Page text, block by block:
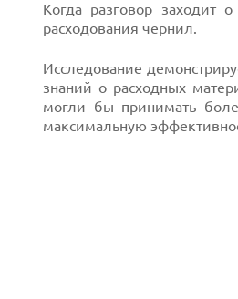
Когда разговор заходит
расходования чернил.
Исследование
знаний о расходных
могли бы принимать
максимальную
Next